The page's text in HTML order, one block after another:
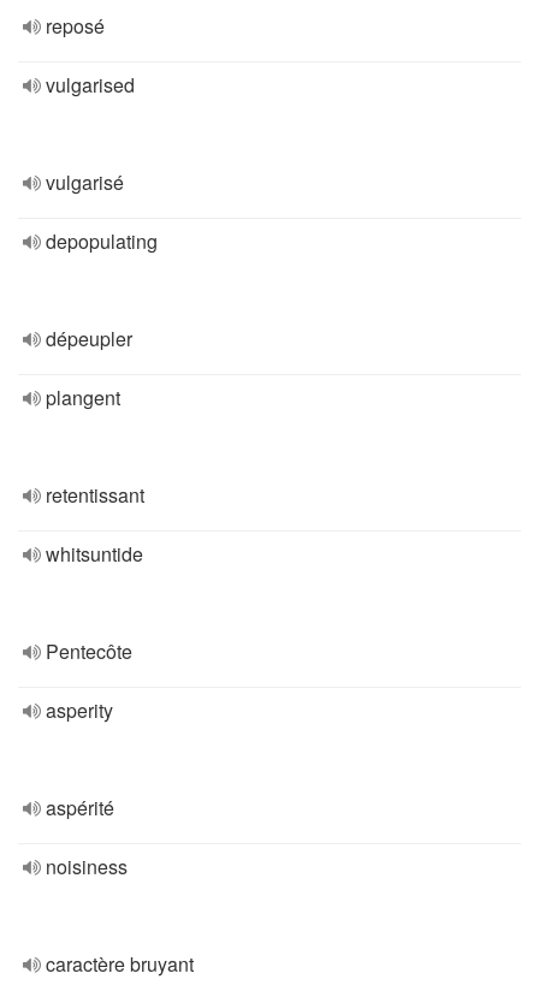
reposé
vulgarised
vulgarisé
depopulating
dépeupler
plangent
retentissant
whitsuntide
Pentecôte
asperity
aspérité
noisiness
caractère bruyant